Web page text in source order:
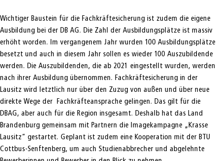
Wichtiger Baustein für die Fachkräftesicherung ist zudem die eigene
Ausbildung bei der DB AG. Die Zahl der Ausbildungsplätze ist massiv
erhöht worden. Im vergangenem Jahr wurden 100 Ausbildungsplätze
besetzt und auch in diesem Jahr sollen es wieder 100 Auszubildende
werden. Die Auszubildenden, die ab 2021 eingestellt wurden, werden
nach ihrer Ausbildung übernommen. Fachkräftesicherung in der
Lausitz wird letztlich nur über den Zuzug von außen und über neue
direkte Wege der Fachkräfteansprache gelingen. Das gilt für die
DBAG, aber auch für die Region insgesamt. Deshalb hat das Land
Brandenburg gemeinsam mit Partnern die Imagekampagne „Krasse
Lausitz“ gestartet. Geplant ist zudem eine Kooperation mit der BTU
Cottbus-Senftenberg, um auch Studienabbrecher und abgelehnte